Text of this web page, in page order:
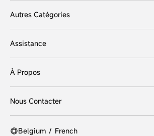
Autres Catégories
Assistance
À Propos
Nous Contacter
Belgium / French